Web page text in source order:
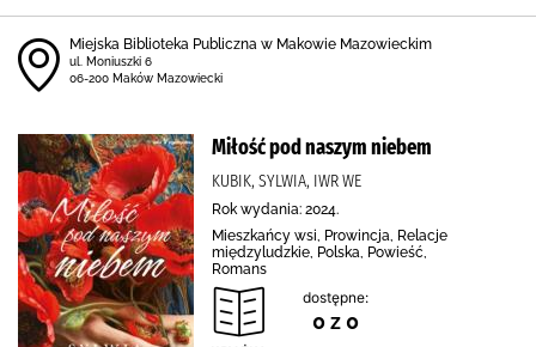
Miejska Biblioteka Publiczna w Makowie Mazowieckim
ul. Moniuszki 6
06-200 Maków Mazowiecki
Miłość pod naszym niebem
KUBIK, SYLWIA, IWR WE
Rok wydania: 2024.
Mieszkańcy wsi, Prowincja, Relacje
międzyludzkie, Polska, Powieść,
Romans
dostępne:
0 z 0